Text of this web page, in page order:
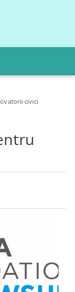
civici